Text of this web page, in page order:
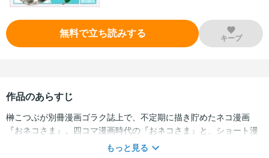
無料で立ち読みする キープ
作品のあらすじ
榊こつぶが別冊漫画ゴラク誌上で、不定期に描き貯めたネコ漫画
『おネコさま』。四コマ漫画時代の『おネコさま』と、ショート漫
画でただいま不定期連載中の『嗚呼おネコさま』、さらに描き下ろ
もっと見る